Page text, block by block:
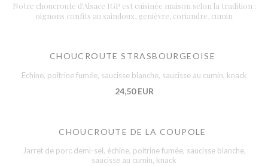
Notre choucroute d'Alsace IGP est cuisinée maison selon la tradition :
oignons confits au saindoux, genièvre, coriandre, cumin
CHOUCROUTE STRASBOURGEOISE
Echine, poitrine fumée, saucisse blanche, saucisse au cumin, knack
24,50 EUR
CHOUCROUTE DE LA COUPOLE
Jarret de porc demi-sel, échine, poitrine fumée, saucisse blanche,
saucisse au cumin, knack